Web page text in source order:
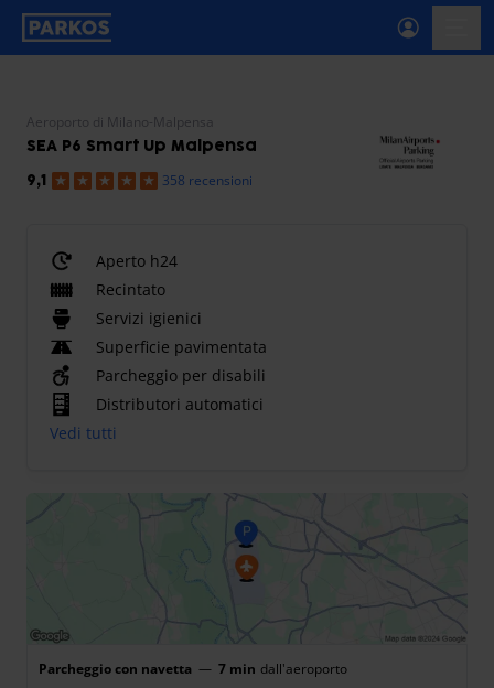
etichetta-navigazione-principale
Aeroporto di Milano-Malpensa
SEA P6 Smart Up Malpensa
9,1 358 recensioni
Aperto h24
Recintato
Servizi igienici
Superficie pavimentata
Parcheggio per disabili
Distributori automatici
Vedi tutti
Parcheggio con navetta — 7 min dall'aeroporto